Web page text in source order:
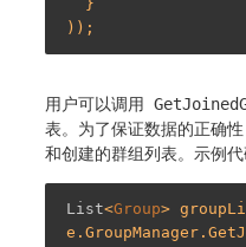
用户可以调用
表。为了保证数据的正确
和创建的群组列表。示例代
List<Group>